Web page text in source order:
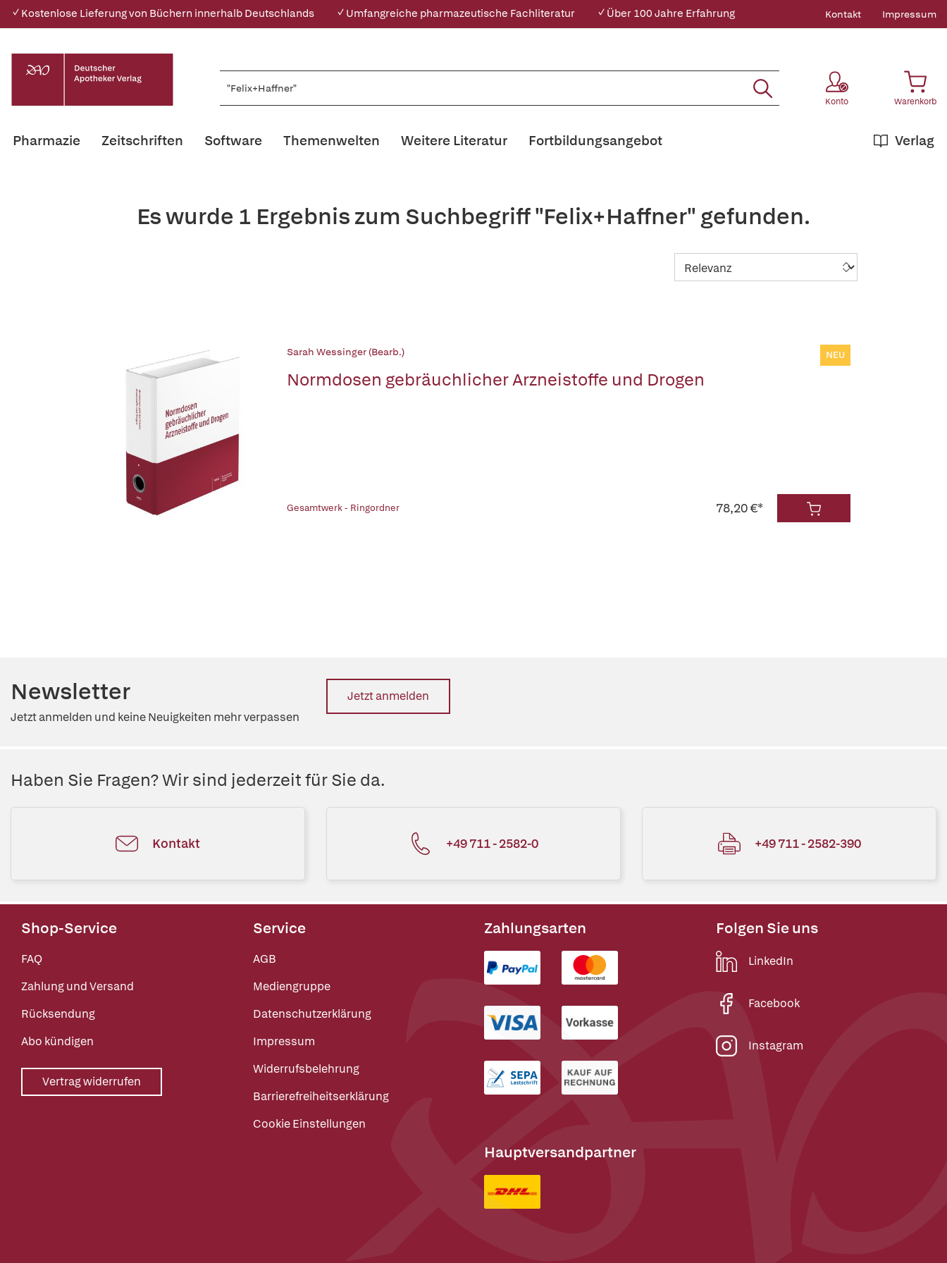
✓ Kostenlose Lieferung von Büchern innerhalb Deutschlands ✓ Umfangreiche pharmazeutische Fachliteratur ✓ Über 100 Jahre Erfahrung Kontakt Impressum
Konto Warenkorb
Pharmazie Zeitschriften Software Themenwelten Weitere Literatur Verlag
Fortbildungsangebot
Es wurde 1 Ergebnis zum Suchbegriff "Felix+Haffner" gefunden.
Sarah Wessinger (Bearb.)
Normdosen gebräuchlicher Arzneistoffe und Drogen
NEU
Gesamtwerk - Ringordner 78,20 €*
Newsletter
Jetzt anmelden und keine Neuigkeiten mehr verpassen
Jetzt anmelden
Haben Sie Fragen? Wir sind jederzeit für Sie da.
Kontakt +49 711 - 2582-0 +49 711 - 2582-390
Shop-Service
FAQ
Zahlung und Versand
Rücksendung
Abo kündigen
Vertrag widerrufen
Service
AGB
Mediengruppe
Datenschutzerklärung
Impressum
Widerrufsbelehrung
Barrierefreiheitserklärung
Cookie Einstellungen
Zahlungsarten
Hauptversandpartner
Folgen Sie uns
LinkedIn
Facebook
Instagram